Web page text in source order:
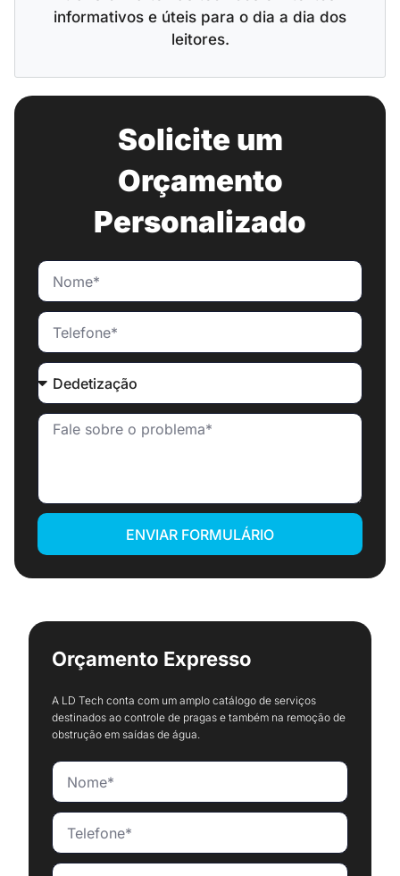
informativos e úteis para o dia a dia dos
leitores.
Solicite um
Orçamento
Personalizado
ENVIAR FORMULÁRIO
Orçamento Expresso
A LD Tech conta com um amplo catálogo de serviços
destinados ao controle de pragas e também na remoção de
obstrução em saídas de água.